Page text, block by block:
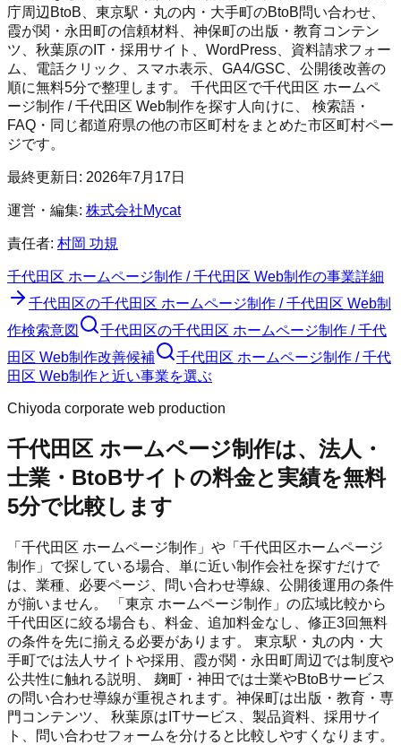
庁周辺BtoB、東京駅・丸の内・大手町のBtoB問い合わせ、
霞が関・永田町の信頼材料、神保町の出版・教育コンテン
ツ、秋葉原のIT・採用サイト、WordPress、資料請求フォー
ム、電話クリック、スマホ表示、GA4/GSC、公開後改善の
順に無料5分で整理します。 千代田区で千代田区 ホームペ
ージ制作 / 千代田区 Web制作を探す人向けに、 検索語・
FAQ・同じ都道府県の他の市区町村をまとめた市区町村ペー
ジです。
最終更新日: 2026年7月17日
運営・編集: 株式会社Mycat
責任者: 村岡 功規
千代田区 ホームページ制作 / 千代田区 Web制作の事業詳細
千代田区の千代田区 ホームページ制作 / 千代田区 Web制
作検索意図 千代田区の千代田区 ホームページ制作 / 千代
田区 Web制作改善候補
千代田区 ホームページ制作 / 千代
田区 Web制作と近い事業を選ぶ
Chiyoda corporate web production
千代田区 ホームページ制作は、法人・
士業・BtoBサイトの料金と実績を無料
5分で比較します
「千代田区 ホームページ制作」や「千代田区ホームページ
制作」で探している場合、単に近い制作会社を探すだけで
は、業種、必要ページ、問い合わせ導線、公開後運用の条件
が揃いません。 「東京 ホームページ制作」の広域比較から
千代田区に絞る場合も、料金、追加料金なし、修正3回無料
の条件を先に揃える必要があります。 東京駅・丸の内・大
手町では法人サイトや採用、霞が関・永田町周辺では制度や
公共性に触れる説明、 麹町・神田では士業やBtoBサービス
の問い合わせ導線が重視されます。神保町は出版・教育・専
門コンテンツ、 秋葉原はITサービス、製品資料、採用サイ
ト、問い合わせフォームを分けると比較しやすくなります。